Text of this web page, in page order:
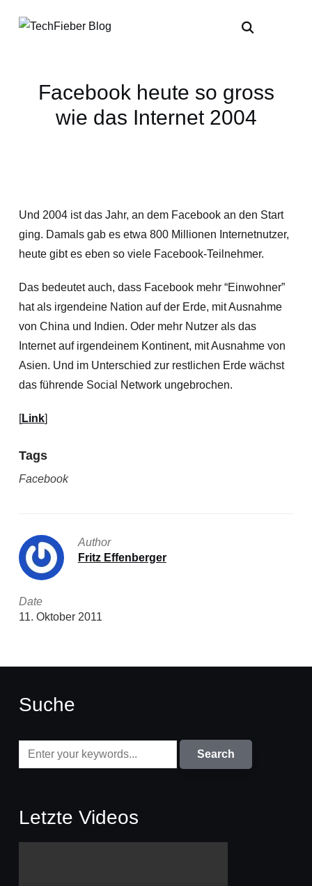
Facebook heute so gross
wie das Internet 2004
Und 2004 ist das Jahr, an dem Facebook an den Start
ging. Damals gab es etwa 800 Millionen Internetnutzer,
heute gibt es eben so viele Facebook-Teilnehmer.
Das bedeutet auch, dass Facebook mehr “Einwohner”
hat als irgendeine Nation auf der Erde, mit Ausnahme
von China und Indien. Oder mehr Nutzer als das
Internet auf irgendeinem Kontinent, mit Ausnahme von
Asien. Und im Unterschied zur restlichen Erde wächst
das führende Social Network ungebrochen.
[Link]
Tags
Facebook
Author
Fritz Effenberger
Date
11. Oktober 2011
Suche
Letzte Videos